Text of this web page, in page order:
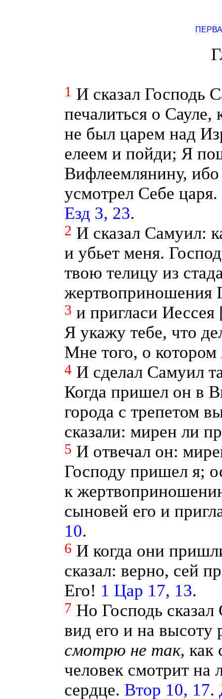
1 И сказал Господь
печалиться о Сауле,
не был царем над
елеем и пойди; Я
Вифлеемлянину,
усмотрел Себе царя.
Езд 3, 23.
2 И сказал Самуил:
и убьет меня.
твою телицу из
жертвоприношения
3 и пригласи
Я укажу тебе, что
Мне того, о
4 И сделал Самуил
Когда пришел он в
города с трепетом
сказали: мирен ли
5 И отвечал он:
Господу пришел я;
к
сыновей его и
10.
6 И когда они
сказал: верно, сей
Его! 1 Цар 17, 13.
7 Но Господь
вид его и на высоту
смотрю не так, как
человек смотрит на
сердце. Втор 10, 17.